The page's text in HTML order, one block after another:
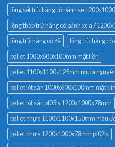
lồng sắt trữ hàng có bánh xe
lồng thép trữ hàng có bánh xe a7
lồng trữ hàng có đế
lồng trữ hàng có
pallet 1000x600x100mm mặt liền
pallet 1100x1100x125mm nhựa
pallet lót sàn 1000x600x100mm mặt kín
pallet lót sàn pl03ls 1200x1000x78mm
pallet nhựa 1100x1100x150mm màu
pallet nhựa 1200x1000x78mm pl02ls